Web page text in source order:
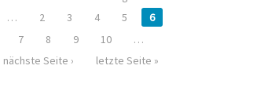
…
2 3 4 5
6
7
8 9 10
…
nächste Seite ›
letzte Seite »